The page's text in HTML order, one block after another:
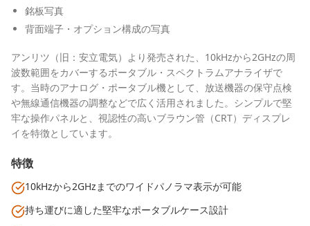
銘板写真
背面端子・オプション構成の写真
アンリツ（旧：安立電気）より発売された、10kHzから2GHzの周
波数範囲をカバーするポータブル・スペクトラムアナライザで
す。当時のアナログ・ポータブル機として、放送機器の保守点検
や無線通信機器の調整などで広く活用されました。シンプルで堅
牢な操作パネルと、視認性の高いブラウン管（CRT）ディスプレ
イを特徴としています。
特徴
10kHzから2GHzまでのワイドパノラマ表示が可能
持ち運びに適した堅牢なポータブルケース設計